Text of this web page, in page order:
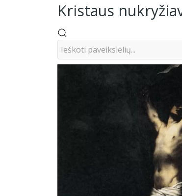
Kristaus